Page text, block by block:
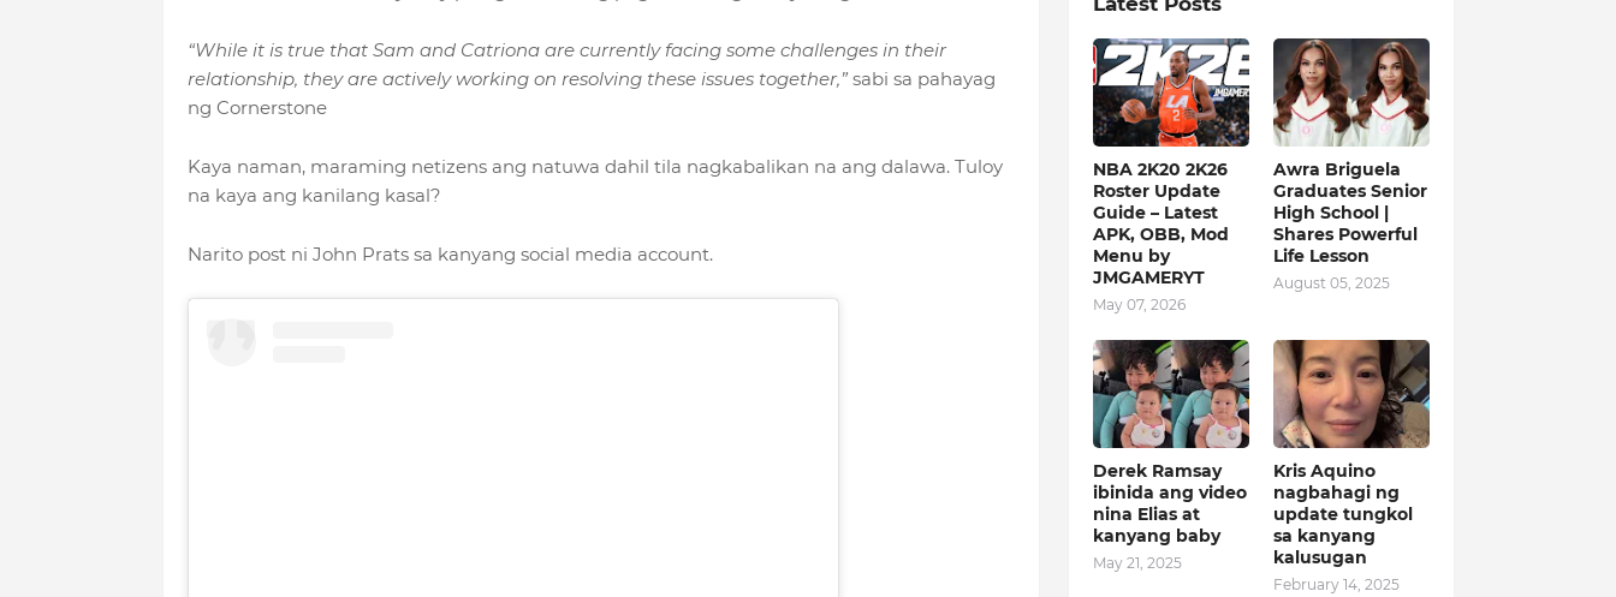
“While it is true that Sam and Catriona are currently facing some challenges in their
relationship, they are actively working on resolving these issues together,”sabi sa pahayag
ng Cornerstone
Kaya naman, maraming netizens ang natuwa dahil tila nagkabalikan na ang dalawa. Tuloy
na kaya ang kanilang kasal?
Narito post ni John Prats sa kanyang social media account.
NBA 2K20 2K26
Roster Update
Guide – Latest
APK, OBB, Mod
Menu by
JMGAMERYT
May 07, 2026
Awra Briguela
Graduates Senior
High School |
Shares Powerful
Life Lesson
August 05, 2025
Derek Ramsay
ibinida ang video
nina Elias at
kanyang baby
May 21, 2025
Kris Aquino
nagbahagi ng
update tungkol
sa kanyang
kalusugan
February 14, 2025